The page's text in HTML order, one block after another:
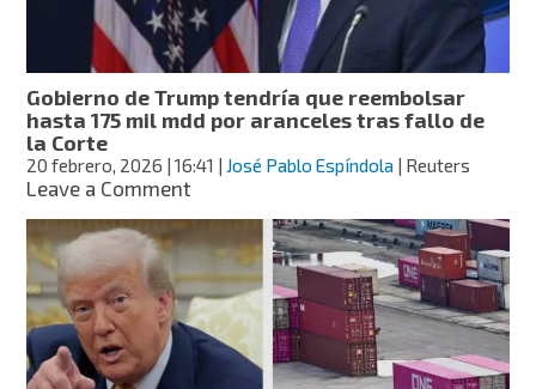
tras
revés
a
Trump?
Gobierno de Trump tendría que reembolsar
hasta 175 mil mdd por aranceles tras fallo de
la Corte
20 febrero, 2026 | 16:41 | José Pablo Espíndola | Reuters
Leave a Commenton
de
Trump
tendría
que
reembolsar
hasta